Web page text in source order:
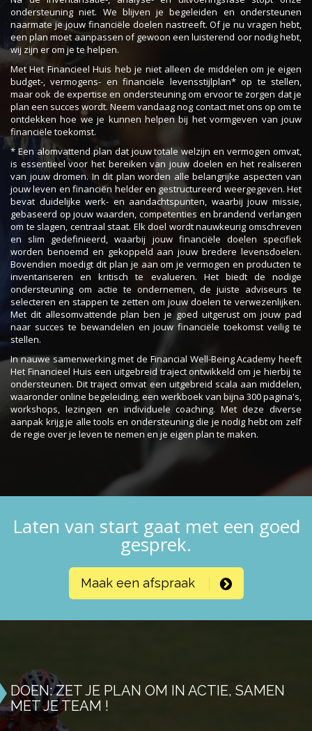
ondersteuning niet. We blijven je begeleiden en ondersteunen
naarmate je jouw financiële doelen nastreeft. Of je nu vragen hebt,
een plan moet aanpassen of gewoon een luisterend oor nodig hebt,
wij zijn er om je te helpen.
Met Het Financieel Huis heb je niet alleen de middelen om je eigen
budget-, vermogens- en financiële levensstijlplan* op te stellen,
maar ook de expertise en ondersteuning om ervoor te zorgen dat je
plan een succes wordt. Neem vandaag nog contact met ons op om te
ontdekken hoe we je kunnen helpen bij het vormgeven van jouw
financiële toekomst.
* Een alomvattend plan dat jouw totale welzijn en vermogen omvat,
is essentieel voor het bereiken van jouw doelen en het realiseren
van jouw dromen. In dit plan worden alle belangrijke aspecten van
jouw leven en financiën helder en gestructureerd weergegeven. Het
bevat duidelijke werk- en aandachtspunten, waarbij jouw missie,
gebaseerd op jouw waarden, competenties en brandend verlangen
om te slagen, centraal staat. Elk doel wordt nauwkeurig omschreven
en slim gedefinieerd, waarbij jouw financiële doelen specifiek
worden benoemd en gekoppeld aan jouw bredere levensdoelen.
Bovendien moedigt dit plan je aan om je vermogen en producten te
inventariseren en kritisch te evalueren. Het biedt de nodige
ondersteuning om actie te ondernemen, de juiste adviseurs te
selecteren en stappen te zetten om jouw doelen te verwezenlijken.
Met dit allesomvattende plan ben je goed uitgerust om jouw pad
naar succes te bewandelen en jouw financiële toekomst veilig te
stellen.
In nauwe samenwerking met de Financial Well-Being Academy heeft
Het Financieel Huis een uitgebreid traject ontwikkeld om je hierbij te
ondersteunen. Dit traject omvat een uitgebreid scala aan middelen,
waaronder online begeleiding, een werkboek van bijna 300 pagina's,
workshops, lezingen en individuele coaching. Met deze diverse
aanpak krijg je alle tools en ondersteuning die je nodig hebt om zelf
de regie over je leven te nemen en je eigen plan te maken.
Laten van start gaat met een goed
gesprek.
Maak een afspraak
DOEN: ZET JE PLAN OM IN ACTIE, SAMEN
MET JE TEAM !